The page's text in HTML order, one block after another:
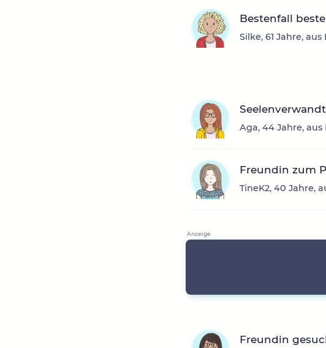
Bestenfall
Silke, 61 Jahre,
Aga, 44 Jahre,
Freundin zum
TineK2, 40 Jahre,
Freundin